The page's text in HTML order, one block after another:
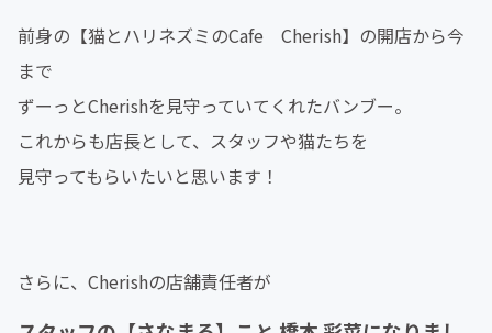
前身の【猫とハリネズミのCafe Cherish】の開店から今
まで
ずーっとCherishを見守っていてくれたバンブー。
これからも店長として、スタッフや猫たちを
見守ってもらいたいと思います！
さらに、Cherishの店舗責任者が